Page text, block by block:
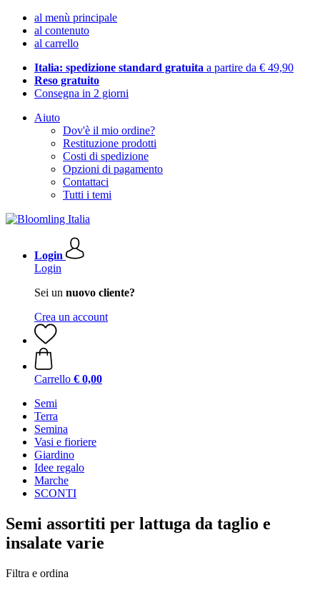
al menù principale
al contenuto
al carrello
Italia: spedizione standard gratuita a partire da € 49,90
Reso gratuito
Consegna in 2 giorni
Aiuto
Dov'è il mio ordine?
Restituzione prodotti
Costi di spedizione
Opzioni di pagamento
Contattaci
Tutti i temi
Login
Login
Sei un nuovo cliente?
Crea un account
Carrello € 0,00
Semi
Terra
Semina
Vasi e fioriere
Giardino
Idee regalo
Marche
SCONTI
Semi assortiti per lattuga da taglio e
insalate varie
Filtra e ordina